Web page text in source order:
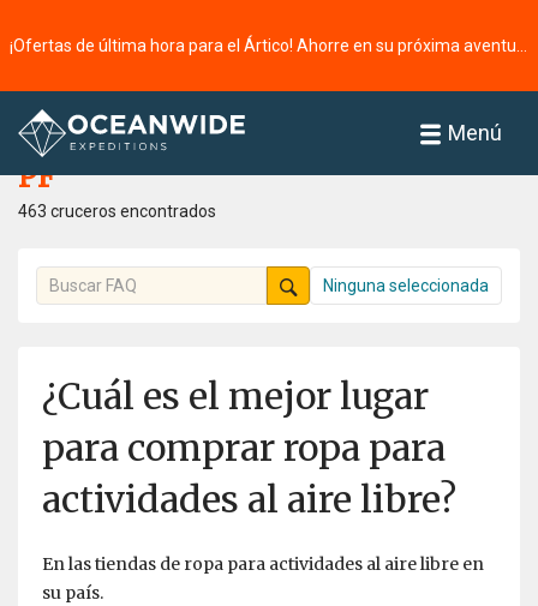
Menú
Página principal
PF
463 cruceros encontrados
Ninguna seleccionada
¿Cuál es el mejor lugar
para comprar ropa para
actividades al aire libre?
En las tiendas de ropa para actividades al aire libre en
su país.